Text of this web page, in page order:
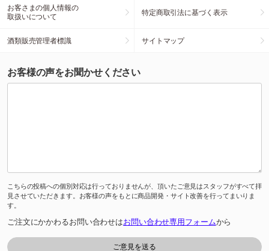
お客さまの個人情報の
取扱いについて
特定商取引法に基づく表示
酒類販売管理者標識 サイトマップ
お客様の声をお聞かせください
こちらの投稿への個別対応は行っておりませんが、頂いたご意見はスタッフがすべて拝
見させていただきます。お客様の声をもとに商品開発・サイト改善を行ってまいりま
す。
ご注文にかかわるお問い合わせはお問い合わせ専用フォームから